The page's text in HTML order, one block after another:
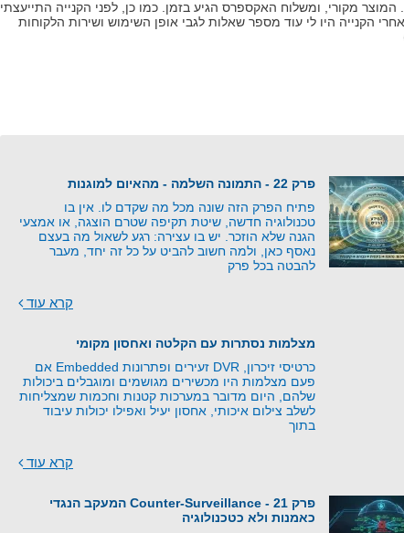
מקורי, ומשלוח האקספרס הגיע בזמן. כמו כן, לפני הקנייה התייעצתי
הקנייה היו לי עוד מספר שאלות לגבי אופן השימוש ושירות הלקוחות
פרק 22 - התמונה השלמה - מהאיום למוגנות
פתיח הפרק הזה שונה מכל מה שקדם לו. אין בו
טכנולוגיה חדשה, שיטת תקיפה שטרם הוצגה, או אמצעי
הגנה שלא הוזכר. יש בו עצירה: רגע לשאול מה בעצם
נאסף כאן, ולמה חשוב להביט על כל זה יחד, מעבר
להבטה בכל פרק
קרא עוד
מצלמות נסתרות עם הקלטה ואחסון מקומי
כרטיסי זיכרון, DVR זעירים ופתרונות Embedded אם
פעם מצלמות היו מכשירים מגושמים ומוגבלים ביכולות
שלהם, היום מדובר במערכות קטנות וחכמות שמצליחות
לשלב צילום איכותי, אחסון יעיל ואפילו יכולות עיבוד
בתוך
קרא עוד
פרק 21 - Counter-Surveillance המעקב הנגדי
כאמנות ולא כטכנולוגיה